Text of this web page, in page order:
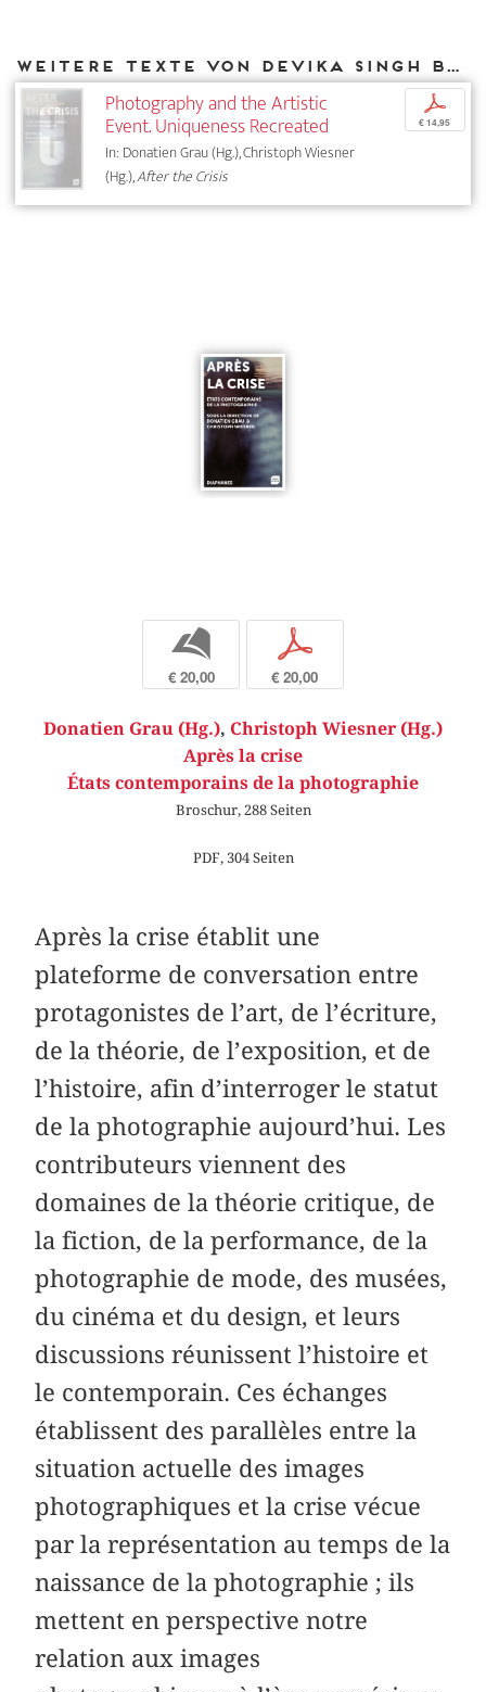
Weitere Texte von Devika Singh bei DIAPHANES
Photography and the Artistic
Event. Uniqueness Recreated
In: Donatien Grau (Hg.), Christoph Wiesner
(Hg.),After the Crisis
p
€ 14,95
b
€ 20,00
p
€ 20,00
Donatien Grau (Hg.), Christoph Wiesner (Hg.)
Après la crise
États contemporains de la photographie
Broschur, 288 Seiten
PDF, 304 Seiten
Après la crise établit une
plateforme de conversation entre
protagonistes de l’art, de l’écriture,
de la théorie, de l’exposition, et de
l’histoire, afin d’interroger le statut
de la photographie aujourd’hui. Les
contributeurs viennent des
domaines de la théorie critique, de
la fiction, de la performance, de la
photographie de mode, des musées,
du cinéma et du design, et leurs
discussions réunissent l’histoire et
le contemporain. Ces échanges
établissent des parallèles entre la
situation actuelle des images
photographiques et la crise vécue
par la représentation au temps de la
naissance de la photographie ; ils
mettent en perspective notre
relation aux images